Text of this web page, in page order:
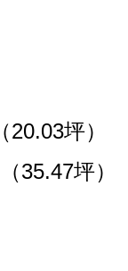
（20.03坪）
（35.47坪）